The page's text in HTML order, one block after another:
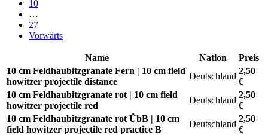
10
…
27
Vorwärts
Name Nation
Preis
10 cm Feldhaubitzgranate Fern | 10 cm field
howitzer projectile distance
Deutschland
2,50
€
10 cm Feldhaubitzgranate rot | 10 cm field
howitzer projectile red
Deutschland
2,50
€
10 cm Feldhaubitzgranate rot ÜbB | 10 cm
field howitzer projectile red practice B
Deutschland
2,50
€